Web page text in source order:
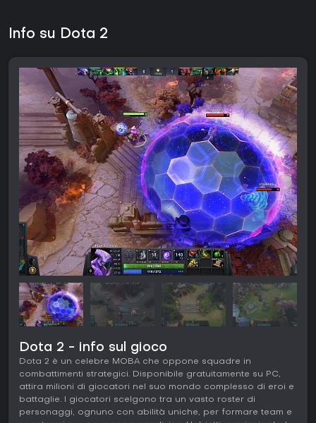
Info su Dota 2
Dota 2 - info sul gioco
Dota 2 è un celebre MOBA che oppone squadre in
combattimenti strategici. Disponibile gratuitamente su PC,
attira milioni di giocatori nel suo mondo complesso di eroi e
battaglie. I giocatori scelgono tra un vasto roster di
personaggi, ognuno con abilità uniche, per formare team e